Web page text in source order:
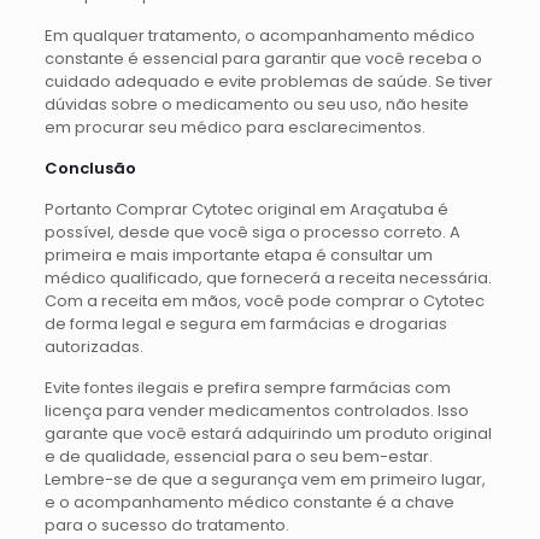
Em qualquer tratamento, o acompanhamento médico
constante é essencial para garantir que você receba o
cuidado adequado e evite problemas de saúde. Se tiver
dúvidas sobre o medicamento ou seu uso, não hesite
em procurar seu médico para esclarecimentos.
Conclusão
Portanto Comprar Cytotec original em Araçatuba é
possível, desde que você siga o processo correto. A
primeira e mais importante etapa é consultar um
médico qualificado, que fornecerá a receita necessária.
Com a receita em mãos, você pode comprar o Cytotec
de forma legal e segura em farmácias e drogarias
autorizadas.
Evite fontes ilegais e prefira sempre farmácias com
licença para vender medicamentos controlados. Isso
garante que você estará adquirindo um produto original
e de qualidade, essencial para o seu bem-estar.
Lembre-se de que a segurança vem em primeiro lugar,
e o acompanhamento médico constante é a chave
para o sucesso do tratamento.